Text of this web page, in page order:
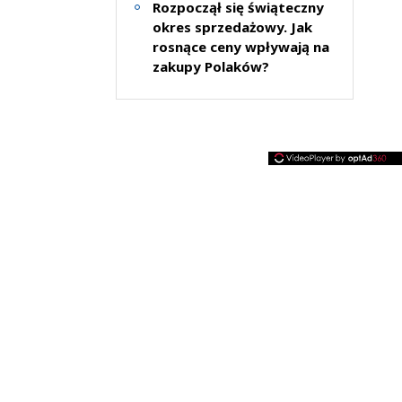
Rozpoczął się świąteczny
okres sprzedażowy. Jak
rosnące ceny wpływają na
zakupy Polaków?